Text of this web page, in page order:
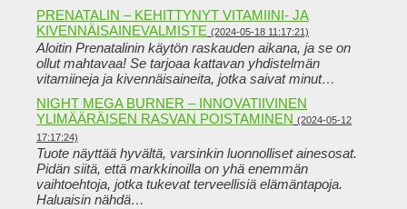
PRENATALIN – KEHITTYNYT VITAMIINI- JA
KIVENNÄISAINEVALMISTE (2024-05-18 11:17:21)
Aloitin Prenatalinin käytön raskauden aikana, ja se on
ollut mahtavaa! Se tarjoaa kattavan yhdistelmän
vitamiineja ja kivennäisaineita, jotka saivat minut…
NIGHT MEGA BURNER – INNOVATIIVINEN
YLIMÄÄRÄISEN RASVAN POISTAMINEN (2024-05-12
17:17:24)
Tuote näyttää hyvältä, varsinkin luonnolliset ainesosat.
Pidän siitä, että markkinoilla on yhä enemmän
vaihtoehtoja, jotka tukevat terveellisiä elämäntapoja.
Haluaisin nähdä…